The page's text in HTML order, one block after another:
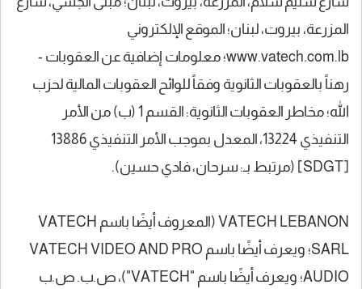
المزرعة، بيروت، لبنان؛ الموقع الإلكتروني
www.vatech.com.lb؛ معلومات إضافية عن العقوبات -
رهناً بالعقوبات الثانوية وفقاً للوائح العقوبات المالية لحزب
الله؛ مخاطر العقوبات الثانوية: القسم 1 (ب) من الأمر
التنفيذي 13224، المعدل بموجب الأمر التنفيذي 13886
[SDGT] (مرتبط بـ: سرحان، فادي حسين).
VATECH LEBANON (المعروف أيضًا باسم VATECH
SARL؛ ويعرف أيضًا باسم VATECH VIDEO AND PRO
AUDIO؛ ويعرف أيضًا باسم "VATECH")، ص.ب. ص.ب